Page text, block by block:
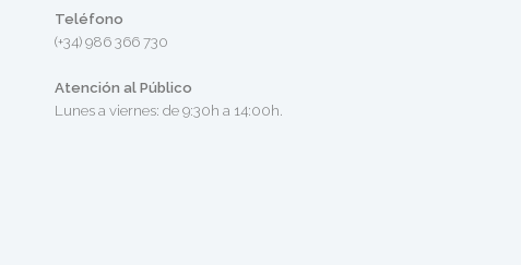
Teléfono
(+34) 986 366 730
Atención al Público
Lunes a viernes: de 9:30h a 14:00h.